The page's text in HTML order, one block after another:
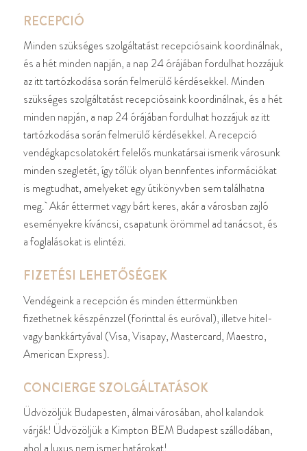
RECEPCIÓ
Minden szükséges szolgáltatást recepciósaink koordinálnak,
és a hét minden napján, a nap 24 órájában fordulhat hozzájuk
az itt tartózkodása során felmerülő kérdésekkel. Minden
szükséges szolgáltatást recepciósaink koordinálnak, és a hét
minden napján, a nap 24 órájában fordulhat hozzájuk az itt
tartózkodása során felmerülő kérdésekkel. A recepció
vendégkapcsolatokért felelős munkatársai ismerik városunk
minden szegletét, így tőlük olyan bennfentes információkat
is megtudhat, amelyeket egy útikönyvben sem találhatna
meg. Akár éttermet vagy bárt keres, akár a városban zajló
eseményekre kíváncsi, csapatunk örömmel ad tanácsot, és
a foglalásokat is elintézi.
FIZETÉSI LEHETŐSÉGEK
Vendégeink a recepción és minden éttermünkben
fizethetnek készpénzzel (forinttal és euróval), illetve hitel-
vagy bankkártyával (Visa, Visapay, Mastercard, Maestro,
American Express).
CONCIERGE SZOLGÁLTATÁSOK
Üdvözöljük Budapesten, álmai városában, ahol kalandok
várják! Üdvözöljük a Kimpton BEM Budapest szállodában,